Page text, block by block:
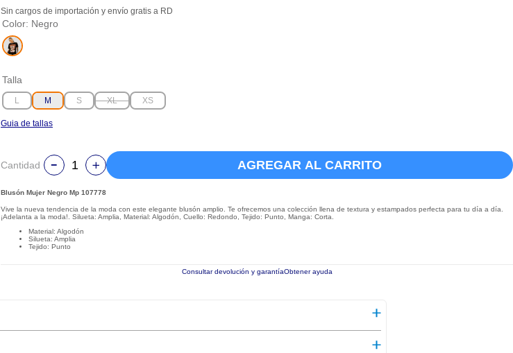
Sin cargos de importación y envío gratis a RD
Color: Negro
Talla
L M S XL XS
Guia de tallas
Cantidad AGREGAR AL CARRITO
Blusón Mujer Negro Mp 107778
Vive la nueva tendencia de la moda con este elegante blusón amplio. Te ofrecemos una colección llena de textura y estampados perfecta para tu día a día.
¡Adelanta a la moda!. Silueta: Amplia, Material: Algodón, Cuello: Redondo, Tejido: Punto, Manga: Corta.
Material: Algodón
Silueta: Amplia
Tejido: Punto
Consultar devolución y garantíaObtener ayuda